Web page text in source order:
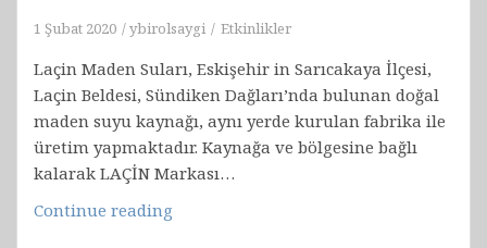
1 Şubat 2020 ybirolsaygi Etkinlikler
Laçin Maden Suları, Eskişehir in Sarıcakaya İlçesi,
Laçin Beldesi, Sündiken Dağları’nda bulunan doğal
maden suyu kaynağı, aynı yerde kurulan fabrika ile
üretim yapmaktadır. Kaynağa ve bölgesine bağlı
kalarak LAÇİN Markası…
Continue reading